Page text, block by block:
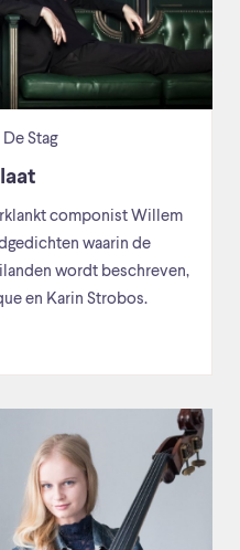
De Stag
componist Willem
waarin de
wordt beschreven,
en Karin Strobos.